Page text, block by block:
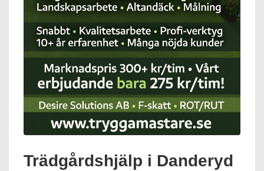
Trädgårdshjälp i Danderyd